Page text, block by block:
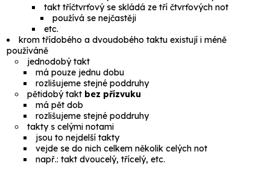
takttříčtvrťovýse skládá ze tří čtvrťových not
používá se nejčastěji
etc.
krom třídobého a dvoudobého taktu existují i méně
používáně
jednodobýtakt
má pouze jednu dobu
rozlišujeme stejné poddruhy
pětidobýtakt bez přízvuku
má pět dob
rozlišujeme stejné poddruhy
takty s celými notami
jsou to nejdelší takty
vejde se do nich celkem několik celých not
např.: taktdvoucelý, třícelý, etc.